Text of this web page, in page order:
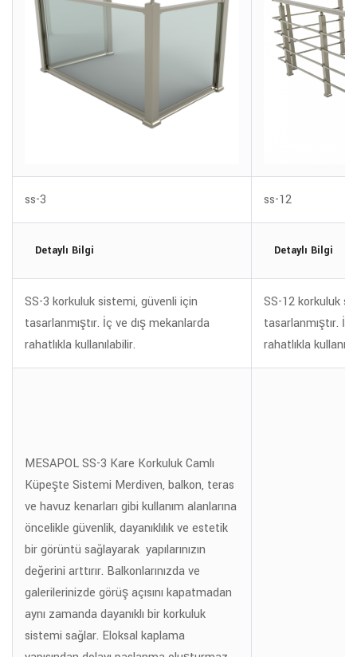
ss-3 ss-12
Detaylı Bilgi Detaylı Bilgi
SS-3 korkuluk sistemi, güvenli için
tasarlanmıştır. İç ve dış mekanlarda
rahatlıkla kullanılabilir.
SS-12 korkuluk
tasarlanmıştır.
rahatlıkla
MESAPOL SS-3 Kare Korkuluk Camlı
Küpeşte Sistemi Merdiven, balkon, teras
ve havuz kenarları gibi kullanım alanlarına
öncelikle güvenlik, dayanıklılık ve estetik
bir görüntü sağlayarak yapılarınızın
değerini arttırır. Balkonlarınızda ve
galerilerinizde görüş açısını kapatmadan
aynı zamanda dayanıklı bir korkuluk
sistemi sağlar. Eloksal kaplama